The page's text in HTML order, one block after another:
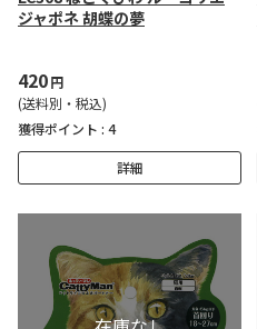
ジャポネ 胡蝶の夢
420円
(送料別・税込)
獲得ポイント : 4
詳細